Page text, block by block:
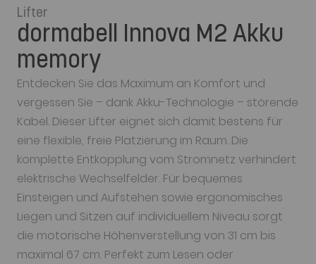
Lifter
dormabell Innova M2 Akku
memory
Entdecken Sie das Maximum an Komfort und
vergessen Sie – dank Akku-Technologie – störende
Kabel. Dieser Lifter eignet sich damit bestens für
eine flexible, freie Platzierung im Raum. Die
komplette Entkopplung vom Stromnetz verhindert
elektrische Wechselfelder. Für bequemes
Einsteigen und Aufstehen sowie ergonomisches
Liegen und Sitzen auf individuellem Niveau sorgt
die motorische Höhenverstellung von 31 cm bis
maximal 67 cm. Perfekt zum Lesen oder